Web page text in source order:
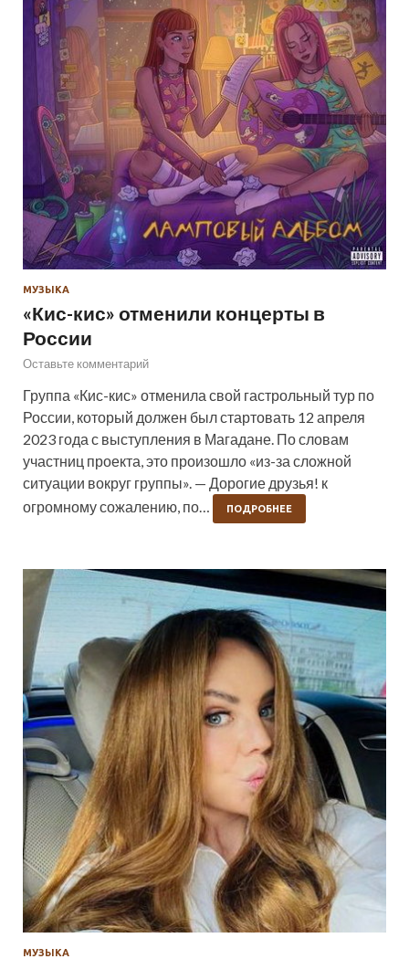
МУЗЫКА
«Кис-кис» отменили концерты в
России
Оставьте комментарий
Группа «Кис-кис» отменила свой гастрольный тур по
России, который должен был стартовать 12 апреля
2023 года с выступления в Магадане. По словам
участниц проекта, это произошло «из-за сложной
ситуации вокруг группы». — Дорогие друзья! к
огромному сожалению, по…
ПОДРОБНЕЕ
МУЗЫКА